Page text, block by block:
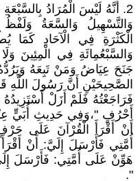
2. أَنَّهُ لَيْسَ الْمُرَادُ
وَالتَّسْهِيلُ وَالسَّعَةُ
الْكَثْرَةِ فِي الْآحَادِ
وَالسَّبْعُمِائَةِ فِي الْمِئِينَ
جَنَحَ عِيَاضُ وَمَنْ تَبِعَهُ
الصَّحِيحَيْنِ أَنَّ رَسُولَ
فَرَاجَعْتُهُ فَلَمْ أَزَلْ
أَحْرُفٍ "،وَفِي حَدِيثِ أُبَيٍّ
أَنْ أَقْرَأَ الْقُرْآنَ عَلَى
أُمَّتِي فَأَرْسَلَ إِلَيَّ: أَنْ
هَوِّنْ عَلَى أُمَّتِي: فَأَرْسَلَ
".